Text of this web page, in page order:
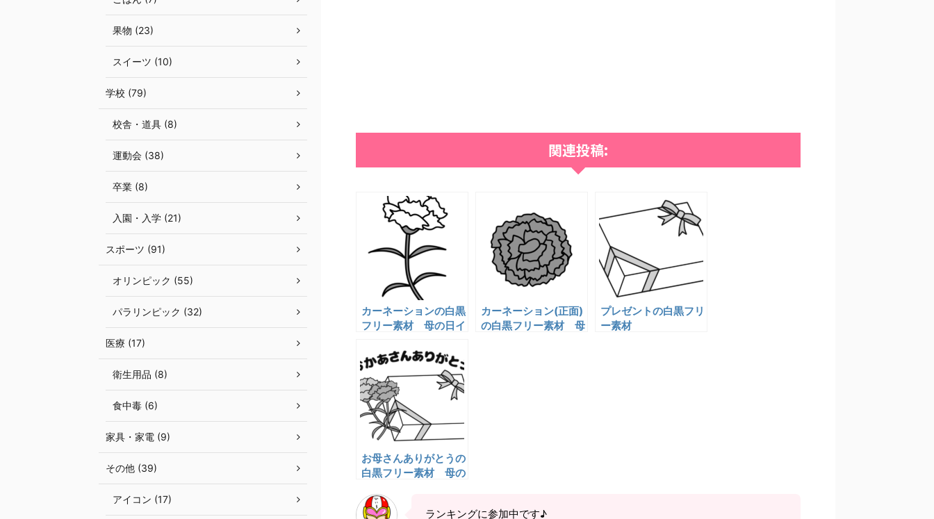
関連投稿:
カーネーションの白黒
フリー素材 母の日イ
カーネーション(正面)
の白黒フリー素材 母
プレゼントの白黒フリ
ー素材
お母さんありがとうの
白黒フリー素材 母の
ランキングに参加中です♪
果物 (23)
スイーツ (10)
学校 (79)
校舎・道具 (8)
運動会 (38)
卒業 (8)
入園・入学 (21)
スポーツ (91)
オリンピック (55)
パラリンピック (32)
医療 (17)
衛生用品 (8)
食中毒 (6)
家具・家電 (9)
その他 (39)
アイコン (17)